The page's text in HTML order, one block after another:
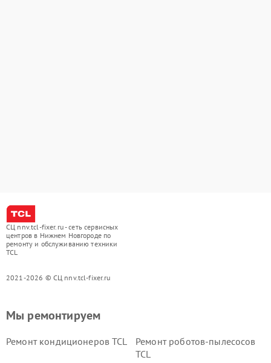
СЦ nnv.tcl-fixer.ru - сеть сервисных
центров в Нижнем Новгороде по
ремонту и обслуживанию техники
TCL
2021-2026 © СЦ nnv.tcl-fixer.ru
Мы ремонтируем
Ремонт кондиционеров TCL
Ремонт роботов-пылесосов
TCL